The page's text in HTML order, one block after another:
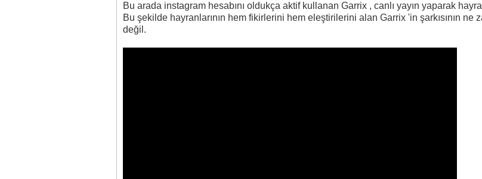
Bu arada instagram hesabını oldukça aktif kullanan Garrix , canlı yayın yaparak
Bu şekilde hayranlarının hem fikirlerini hem eleştirilerini alan Garrix 'in şarkısının
değil.